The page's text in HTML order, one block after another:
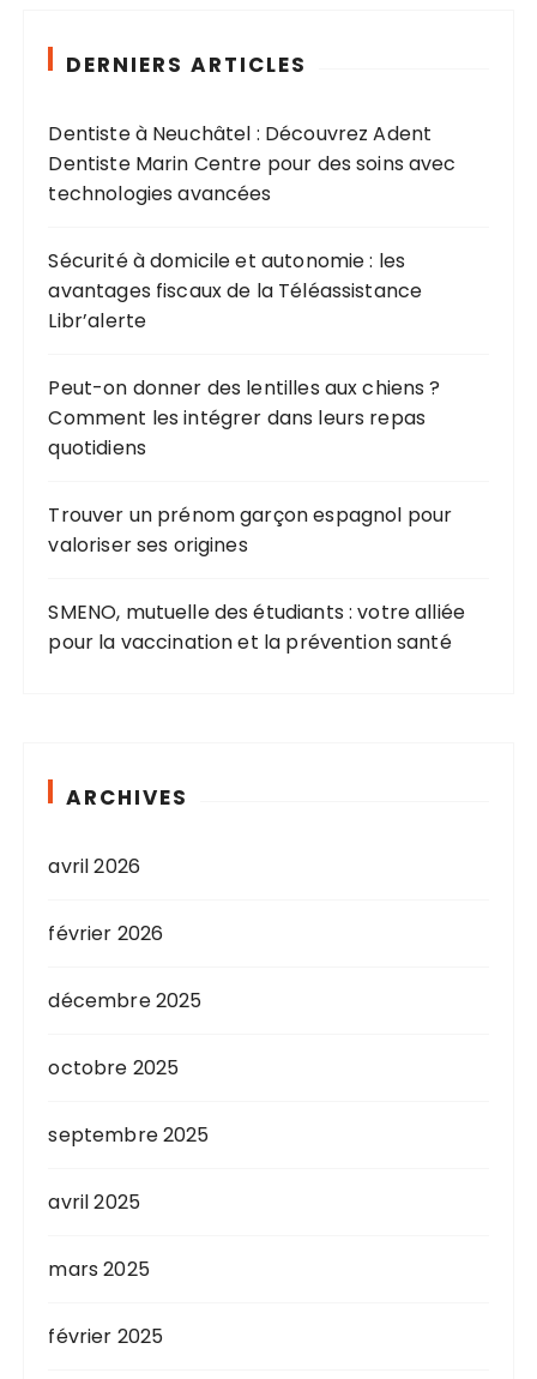
e
p
o
:
DERNIERS ARTICLES
Dentiste à Neuchâtel : Découvrez Adent
Dentiste Marin Centre pour des soins avec
technologies avancées
Sécurité à domicile et autonomie : les
avantages fiscaux de la Téléassistance
Libr’alerte
Peut-on donner des lentilles aux chiens ?
Comment les intégrer dans leurs repas
quotidiens
Trouver un prénom garçon espagnol pour
valoriser ses origines
SMENO, mutuelle des étudiants : votre alliée
pour la vaccination et la prévention santé
ARCHIVES
avril 2026
février 2026
décembre 2025
octobre 2025
septembre 2025
avril 2025
mars 2025
février 2025